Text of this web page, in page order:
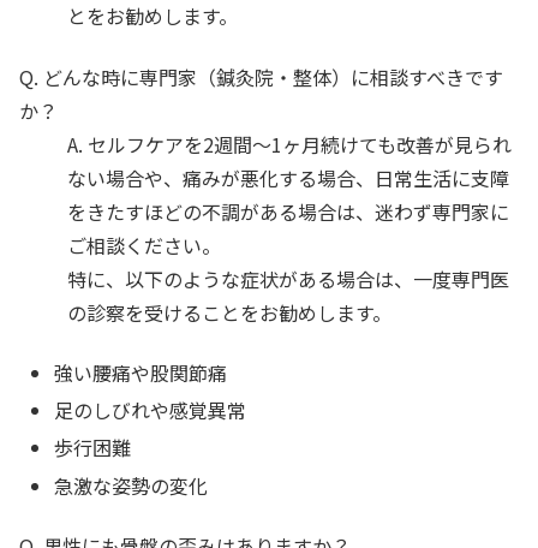
とをお勧めします。
Q. どんな時に専門家（鍼灸院・整体）に相談すべきです
か？
A. セルフケアを2週間〜1ヶ月続けても改善が見られ
ない場合や、痛みが悪化する場合、日常生活に支障
をきたすほどの不調がある場合は、迷わず専門家に
ご相談ください。
特に、以下のような症状がある場合は、一度専門医
の診察を受けることをお勧めします。
強い腰痛や股関節痛
足のしびれや感覚異常
歩行困難
急激な姿勢の変化